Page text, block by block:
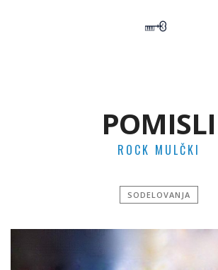
POMISLI
ROCK MULČKI
SODELOVANJA